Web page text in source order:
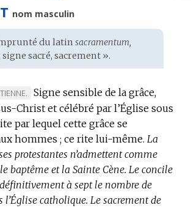
nom masculin
du latin sacramentum,
sacré, sacrement ».
Signe sensible de la grâce,
Christ et célébré par l’Église sous
par lequel cette grâce se
hommes ; ce rite lui-même. La
protestantes n’admettent comme
baptême et la Sainte Cène. Le concile
à sept le nombre de
l’Église catholique. Le sacrement de